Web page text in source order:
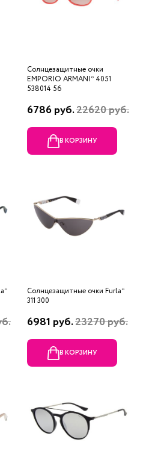
Солнцезащитные очки
EMPORIO ARMANI* 4051
538014 56
6786 руб.22620 руб.
В КОРЗИНУ
Солнцезащитные очки Furla*
311 300
6981 руб.23270 руб.
В КОРЗИНУ